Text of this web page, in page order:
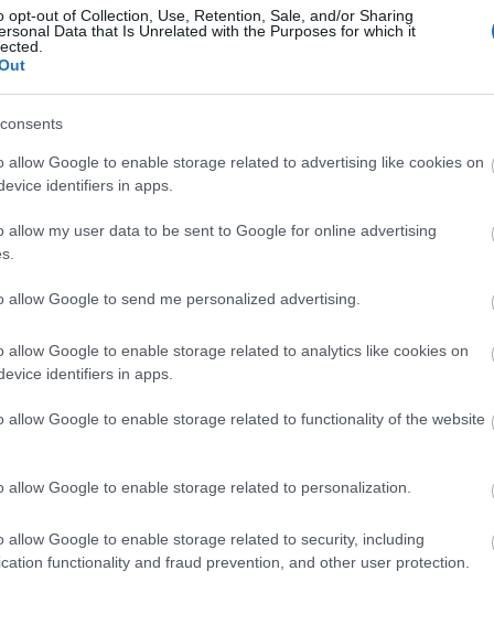
opt-out of Collection, Use, Retention, Sale, and/or Sharing
Data that Is Unrelated with the Purposes for which it
allow Google to enable storage related to advertising like cookies on
identifiers in apps.
allow my user data to be sent to Google for online advertising
allow Google to send me personalized advertising.
allow Google to enable storage related to analytics like cookies on
identifiers in apps.
allow Google to enable storage related to functionality of the website
allow Google to enable storage related to personalization.
allow Google to enable storage related to security, including
functionality and fraud prevention, and other user protection.
ami ezt a csodálatosan szép, friss üde
még azokkal, akik szeretik korhű előadásban
lenne, hogy beszerezzen egy jól működő
az előadók. Nagy siker, vastaps és
mert eddig itthoni Mozart operán nem igen
ez érthető, hisz csodás művészek dolgoznak